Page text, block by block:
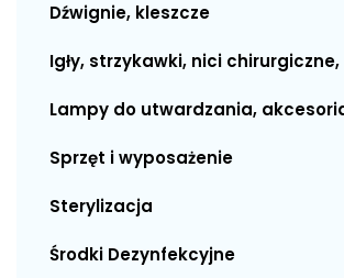
Dźwignie, kleszcze
Igły, strzykawki, nici
Lampy do utwardzania,
Sprzęt i wyposażenie
Sterylizacja
Środki Dezynfekcyjne